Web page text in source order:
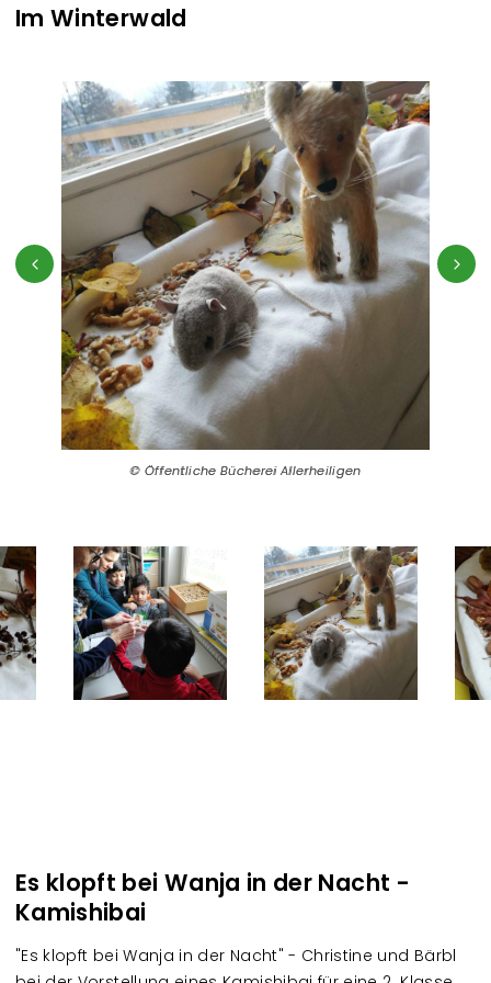
Im Winterwald
Öffentliche Bücherei Allerheiligen
Öffentliche Bücherei Allerheiligen
Öffentliche Bücherei Allerheiligen
Es klopft bei Wanja in der Nacht -
Kamishibai
"Es klopft bei Wanja in der Nacht" - Christine und Bärbl